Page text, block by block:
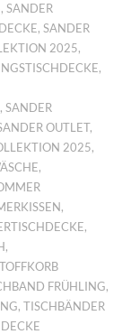
,SANDER
,SANDER
2025,
,
,SANDER
OUTLET,
2025,
,
,
,
,
FRÜHLING,
,TISCHBÄNDER